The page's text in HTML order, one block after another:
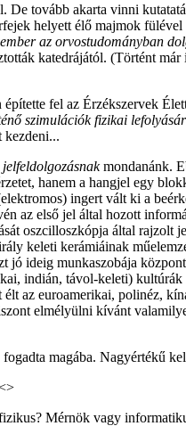
tovább akarta vinni
helyett élő majmok
az orvostudományban
katedrájától. (Történt
fel az Érzékszervek
szimulációk fizikai
kezdeni...
jelfeldolgozásnakmondanánk.
hanem a hangjel egy
ingert vált ki a
az első jel által hozott
oszcilloszkópja által
keleti kerámiáinak
jó ideig munkaszobája
indián, távol-keleti) kultúrák
az euroamerikai, polinéz,
elmélyülni kívánt
magába. Nagyértékű
Mérnök vagy